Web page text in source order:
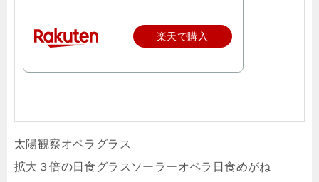
楽天で購入
太陽観察オペラグラス
拡大３倍の日食グラスソーラーオペラ日食めがね